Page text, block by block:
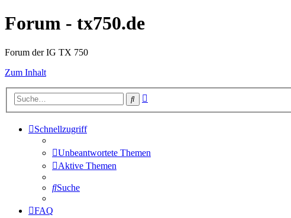
Forum - tx750.de
Forum der IG TX 750
Zum Inhalt
Suche
Schnellzugriff
Unbeantwortete Themen
Aktive Themen
Suche
FAQ